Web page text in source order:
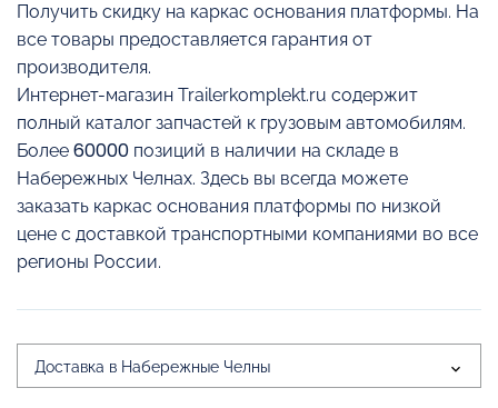
Получить скидку на каркас основания платформы. На
все товары предоставляется гарантия от
производителя.
Интернет-магазин Trailerkomplekt.ru содержит
полный каталог запчастей к грузовым автомобилям.
Более 60000 позиций в наличии на складе в
Набережных Челнах. Здесь вы всегда можете
заказать каркас основания платформы по низкой
цене с доставкой транспортными компаниями во все
регионы России.
Доставка в Набережные Челны